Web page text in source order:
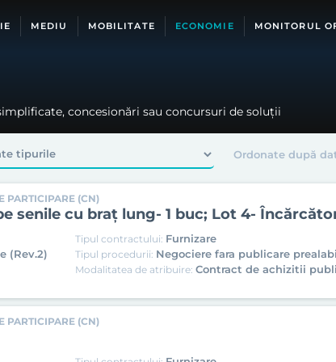
MEDIU MOBILITATE ECONOMIE MONITORUL
concesionări sau concursuri de soluții
PARTICIPARE (CN)
senile cu braț lung- 1 buc; Lot 4-
(Rev.2)
Tipul contractului: Furnizare
Tipul procedurii: Negociere fara publicare
Modalitatea de atribuire:Contract de achizitii
PARTICIPARE (CN)